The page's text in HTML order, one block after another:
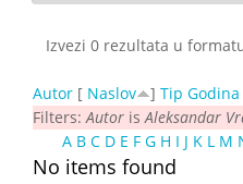
Izvezi 0 rezultata u
Autor [ Naslov ] Tip Godina
Filters: Autor is Aleksandar
A B C D E F G H I J K L M
No items found